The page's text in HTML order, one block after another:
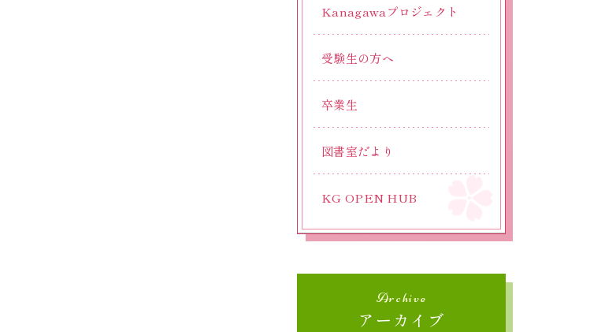
Kanagawaプロジェクト
受験生の方へ
卒業生
図書室だより
KG OPEN HUB
Archive
アーカイブ